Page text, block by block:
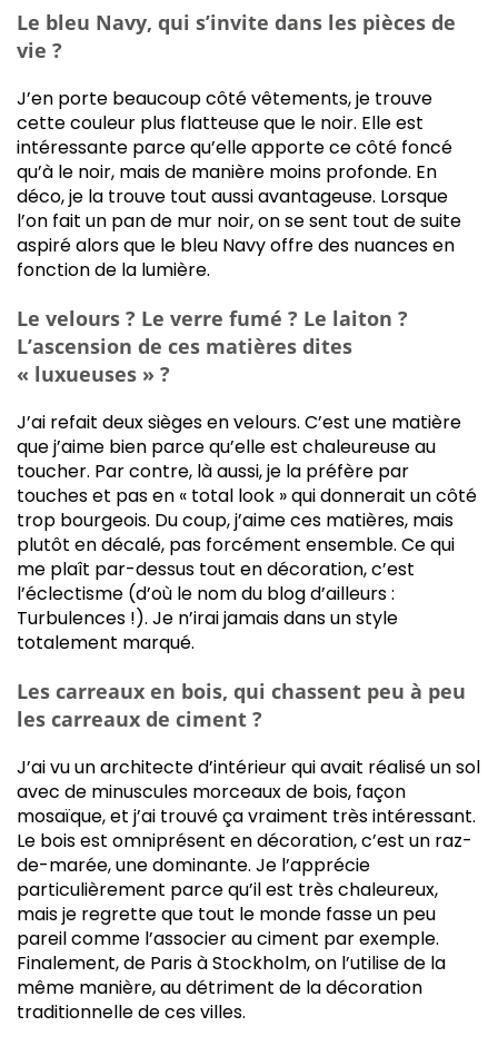
Le bleu Navy, qui s’invite dans les pièces de
vie ?
J’en porte beaucoup côté vêtements, je trouve
cette couleur plus flatteuse que le noir. Elle est
intéressante parce qu’elle apporte ce côté foncé
qu’à le noir, mais de manière moins profonde. En
déco, je la trouve tout aussi avantageuse. Lorsque
l’on fait un pan de mur noir, on se sent tout de suite
aspiré alors que le bleu Navy offre des nuances en
fonction de la lumière.
Le velours ? Le verre fumé ? Le laiton ?
L’ascension de ces matières dites
« luxueuses » ?
J’ai refait deux sièges en velours. C’est une matière
que j’aime bien parce qu’elle est chaleureuse au
toucher. Par contre, là aussi, je la préfère par
touches et pas en « total look » qui donnerait un côté
trop bourgeois. Du coup, j’aime ces matières, mais
plutôt en décalé, pas forcément ensemble. Ce qui
me plaît par-dessus tout en décoration, c’est
l’éclectisme (d’où le nom du blog d’ailleurs :
Turbulences !). Je n’irai jamais dans un style
totalement marqué.
Les carreaux en bois, qui chassent peu à peu
les carreaux de ciment ?
J’ai vu un architecte d’intérieur qui avait réalisé un sol
avec de minuscules morceaux de bois, façon
mosaïque, et j’ai trouvé ça vraiment très intéressant.
Le bois est omniprésent en décoration, c’est un raz-
de-marée, une dominante. Je l’apprécie
particulièrement parce qu’il est très chaleureux,
mais je regrette que tout le monde fasse un peu
pareil comme l’associer au ciment par exemple.
Finalement, de Paris à Stockholm, on l’utilise de la
même manière, au détriment de la décoration
traditionnelle de ces villes.